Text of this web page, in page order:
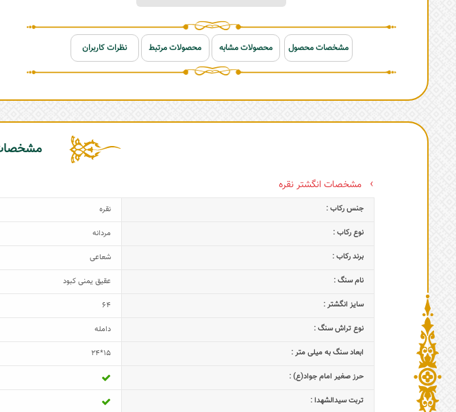
مشخصات محصول محصولات مشابه محصولات مرتبط نظرات کاربران
مشخصات انگشتر نقره
جنس رکاب :
نقره
نوع رکاب :
مردانه
برند رکاب :
شعاعی
نام سنگ :
عقیق یمنی کبود
سایز انگشتر :
64
نوع تراش سنگ :
دامله
ابعاد سنگ به میلی متر :
15*24
حرز صغیر امام جواد(ع) :
تربت سیدالشهدا :